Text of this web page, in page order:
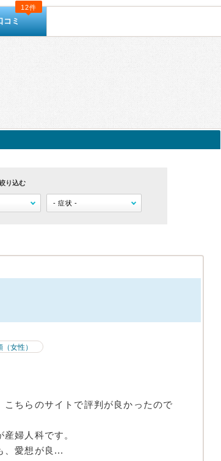
コミ
12件
り込む
女性）
ちらのサイトで評判が良かったので
婦人科です。
、愛想が良...